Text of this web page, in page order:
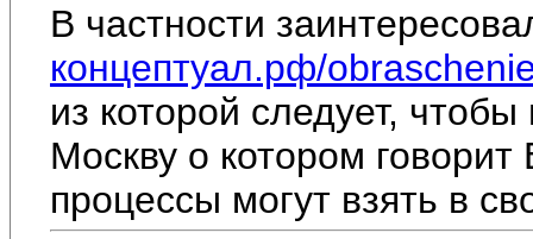
В частности
концептуал.рф/
из которой следует,
Москву о котором
процессы могут взять в